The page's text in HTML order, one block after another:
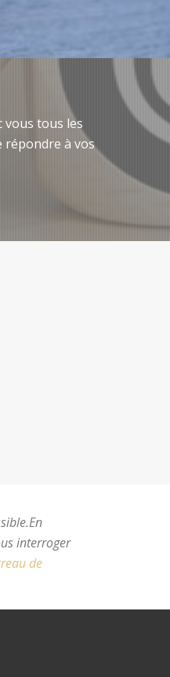
vous tous les
répondre à vos
En
interroger
de